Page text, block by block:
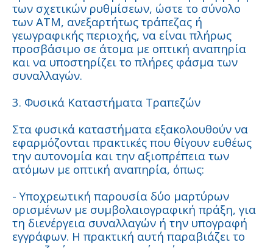
των σχετικών ρυθμίσεων, ώστε το σύνολο
των ΑΤΜ, ανεξαρτήτως τράπεζας ή
γεωγραφικής περιοχής, να είναι πλήρως
προσβάσιμο σε άτομα με οπτική αναπηρία
και να υποστηρίζει το πλήρες φάσμα των
συναλλαγών.
3. Φυσικά Καταστήματα Τραπεζών
Στα φυσικά καταστήματα εξακολουθούν να
εφαρμόζονται πρακτικές που θίγουν ευθέως
την αυτονομία και την αξιοπρέπεια των
ατόμων με οπτική αναπηρία, όπως:
- Υποχρεωτική παρουσία δύο μαρτύρων
ορισμένων με συμβολαιογραφική πράξη, για
τη διενέργεια συναλλαγών ή την υπογραφή
εγγράφων. Η πρακτική αυτή παραβιάζει το